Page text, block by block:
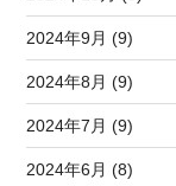
2024年9月 (9)
2024年8月 (9)
2024年7月 (9)
2024年6月 (8)